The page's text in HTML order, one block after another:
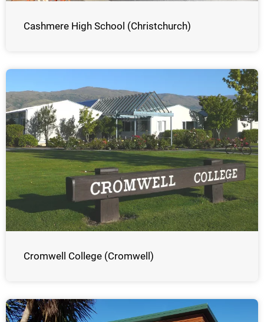
Cashmere High School (Christchurch)
Cromwell College (Cromwell)